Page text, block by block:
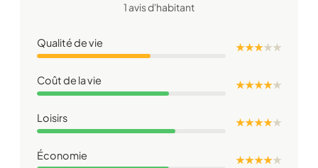
1 avis d'habitant
Qualité de vie ★ ★ ★★★
Coût de la vie ★ ★ ★ ★★
Loisirs ★ ★ ★ ★★
Économie ★ ★ ★ ★★